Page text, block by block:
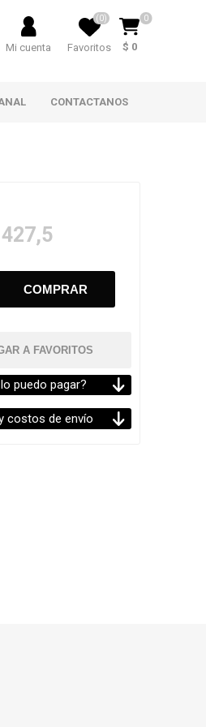
Mi cuenta Favoritos
(0) 0
$ 0
CONTACTANOS
A FAVORITOS
puedo pagar?
costos de envío